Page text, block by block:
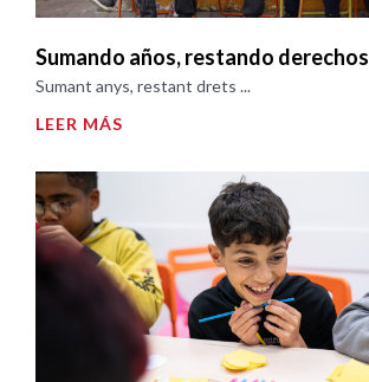
Sumando años, restando derechos
Sumant anys, restant drets ...
LEER MÁS